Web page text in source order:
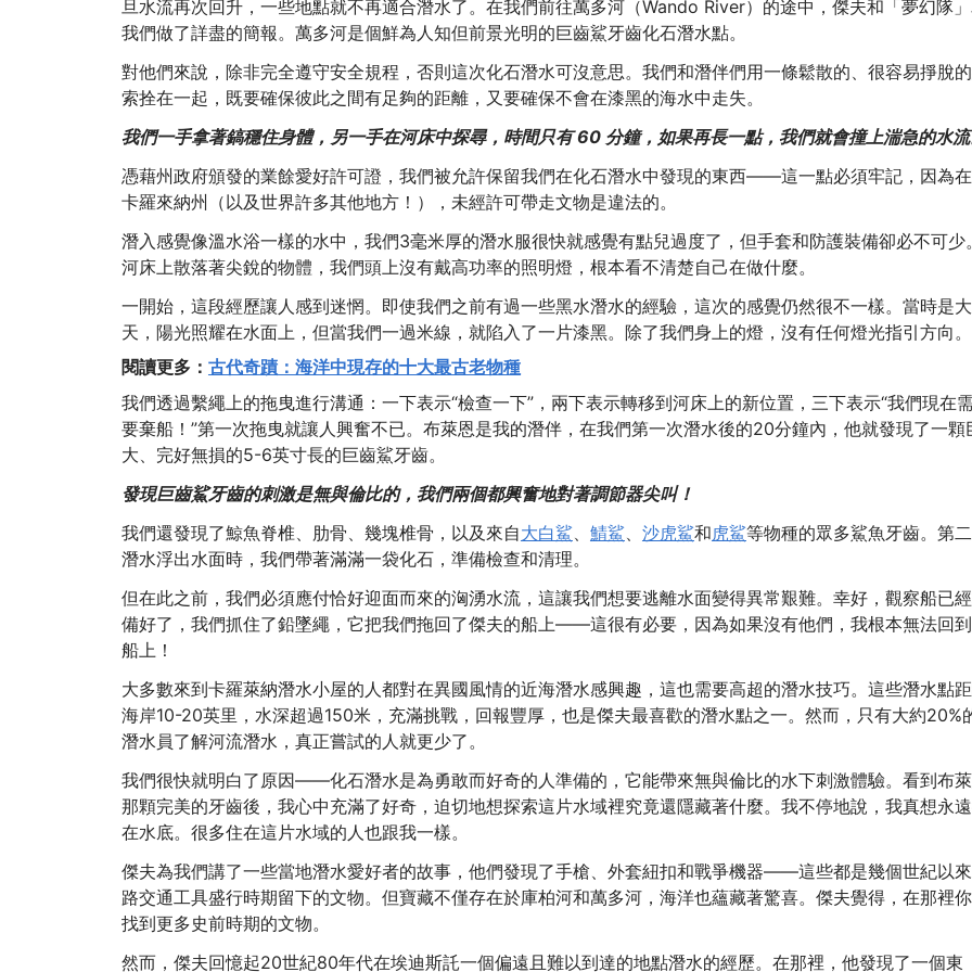
旦水流再次回升，一些地點就不再適合潛水了。在我們前往萬多河（Wando River）的途中，傑夫和「夢幻隊
我們做了詳盡的簡報。萬多河是個鮮為人知但前景光明的巨齒鯊牙齒化石潛水點。
對他們來說，除非完全遵守安全規程，否則這次化石潛水可沒意思。我們和潛伴們用一條鬆散的、很容易掙脫
索拴在一起，既要確保彼此之間有足夠的距離，又要確保不會在漆黑的海水中走失。
我們一手拿著鎬穩住身體，另一手在河床中探尋，時間只有 60 分鐘，如果再長一點，我們就會撞上湍急的水流
憑藉州政府頒發的業餘愛好許可證，我們被允許保留我們在化石潛水中發現的東西——這一點必須牢記，因為
卡羅來納州（以及世界許多其他地方！），未經許可帶走文物是違法的。
潛入感覺像溫水浴一樣的水中，我們3毫米厚的潛水服很快就感覺有點兒過度了，但手套和防護裝備卻必不可少。
河床上散落著尖銳的物體，我們頭上沒有戴高功率的照明燈，根本看不清楚自己在做什麼。
一開始，這段經歷讓人感到迷惘。即使我們之前有過一些黑水潛水的經驗，這次的感覺仍然很不一樣。當時是
天，陽光照耀在水面上，但當我們一過米線，就陷入了一片漆黑。除了我們身上的燈，沒有任何燈光指引方向。
閱讀更多： 古代奇蹟：海洋中現存的十大最古老物種
我們透過繫繩上的拖曳進行溝通：一下表示“檢查一下”，兩下表示轉移到河床上的新位置，三下表示“我們現在需
要棄船！”第一次拖曳就讓人興奮不已。布萊恩是我的潛伴，在我們第一次潛水後的20分鐘內，他就發現了一顆
大、完好無損的5-6英寸長的巨齒鯊牙齒。
發現巨齒鯊牙齒的刺激是無與倫比的，我們兩個都興奮地對著調節器尖叫！
我們還發現了鯨魚脊椎、肋骨、幾塊椎骨，以及來自大白鯊、 鯖鯊、 沙虎鯊和虎鯊等物種的眾多鯊魚牙齒。第
潛水浮出水面時，我們帶著滿滿一袋化石，準備檢查和清理。
但在此之前，我們必須應付恰好迎面而來的洶湧水流，這讓我們想要逃離水面變得異常艱難。幸好，觀察船已
備好了，我們抓住了鉛墜繩，它把我們拖回了傑夫的船上——這很有必要，因為如果沒有他們，我根本無法回
船上！
大多數來到卡羅萊納潛水小屋的人都對在異國風情的近海潛水感興趣，這也需要高超的潛水技巧。這些潛水點
海岸10-20英里，水深超過150米，充滿挑戰，回報豐厚，也是傑夫最喜歡的潛水點之一。然而，只有大約20%
潛水員了解河流潛水，真正嘗試的人就更少了。
我們很快就明白了原因——化石潛水是為勇敢而好奇的人準備的，它能帶來無與倫比的水下刺激體驗。看到布
那顆完美的牙齒後，我心中充滿了好奇，迫切地想探索這片水域裡究竟還隱藏著什麼。我不停地說，我真想永
在水底。很多住在這片水域的人也跟我一樣。
傑夫為我們講了一些當地潛水愛好者的故事，他們發現了手槍、外套紐扣和戰爭機器——這些都是幾個世紀以
路交通工具盛行時期留下的文物。但寶藏不僅存在於庫柏河和萬多河，海洋也蘊藏著驚喜。傑夫覺得，在那裡
找到更多史前時期的文物。
然而，傑夫回憶起20世紀80年代在埃迪斯託一個偏遠且難以到達的地點潛水的經歷。在那裡，他發現了一個東